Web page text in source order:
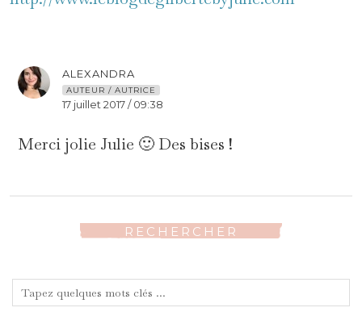
ALEXANDRA
AUTEUR / AUTRICE
17 juillet 2017 / 09:38
Merci jolie Julie 🙂 Des bises !
RECHERCHER